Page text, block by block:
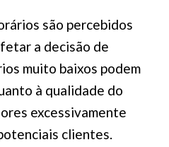
são percebidos
a decisão de
muito baixos podem
à qualidade do
excessivamente
clientes.